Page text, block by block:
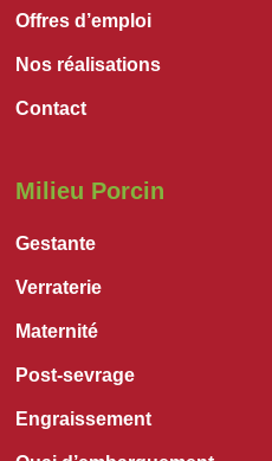
Offres d’emploi
Nos réalisations
Contact
Milieu Porcin
Gestante
Verraterie
Maternité
Post-sevrage
Engraissement